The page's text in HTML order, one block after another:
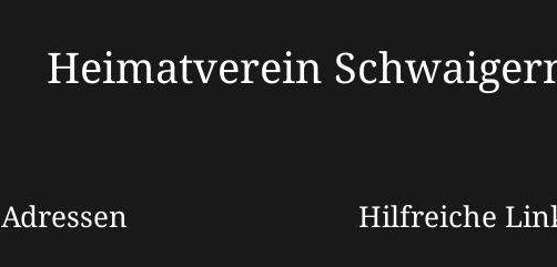
Heimatverein
Adressen Hilfreiche